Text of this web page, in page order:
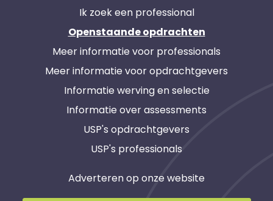
Ik zoek een professional
Openstaande opdrachten
Meer informatie voor professionals
Meer informatie voor opdrachtgevers
Informatie werving en selectie
Informatie over assessments
USP's opdrachtgevers
USP's professionals
Adverteren op onze website